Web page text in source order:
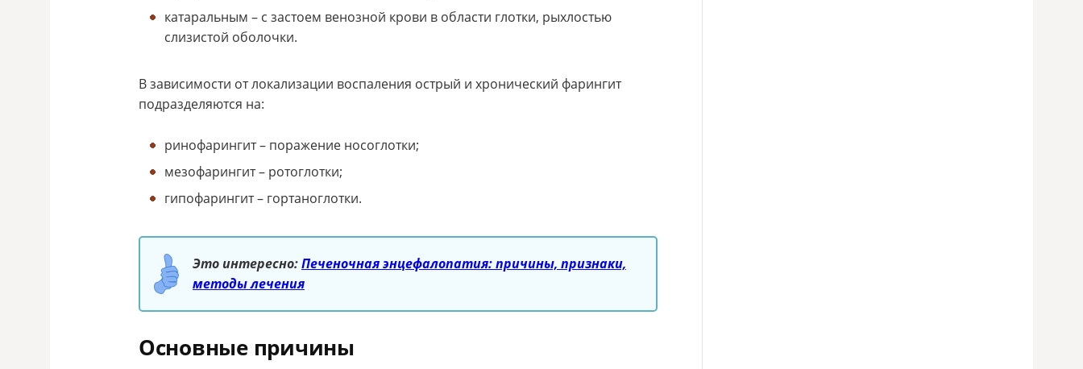
катаральным – с застоем венозной крови в области глотки, рыхлостью
слизистой оболочки.
В зависимости от локализации воспаления острый и хронический фарингит
подразделяются на:
ринофарингит – поражение носоглотки;
мезофарингит – ротоглотки;
гипофарингит – гортаноглотки.
Это интересно:Печеночная энцефалопатия: причины, признаки,
методы лечения
Основные причины